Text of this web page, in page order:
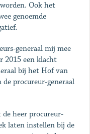
Ook het
genoemde
generaal mij mee
2015 een klacht
bij het Hof van
de procureur-generaal
heer procureur-
laten instellen bij de